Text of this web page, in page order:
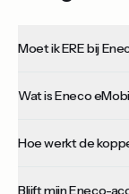
Moet ik ERE bij
Wat is Eneco
Hoe werkt de
Blijft mijn Eneco-